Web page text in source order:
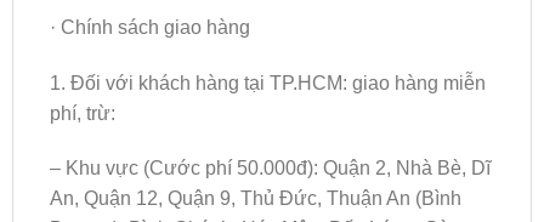
· Chính sách giao hàng
1. Đối với khách hàng tại TP.HCM: giao hàng miễn
phí, trừ:
– Khu vực (Cước phí 50.000đ): Quận 2, Nhà Bè, Dĩ
An, Quận 12, Quận 9, Thủ Đức, Thuận An (Bình